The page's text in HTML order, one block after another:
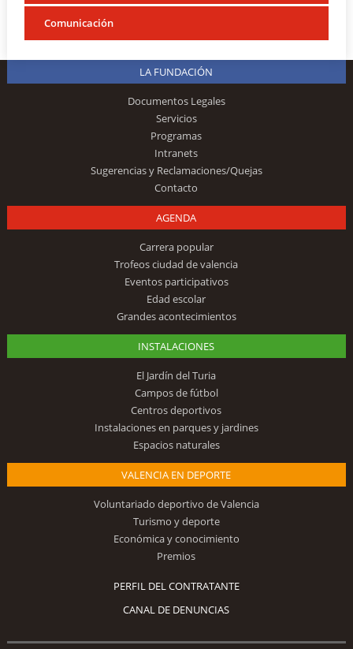
Comunicación
LA FUNDACIÓN
Documentos Legales
Servicios
Programas
Intranets
Sugerencias y Reclamaciones/Quejas
Contacto
AGENDA
Carrera popular
Trofeos ciudad de valencia
Eventos participativos
Edad escolar
Grandes acontecimientos
INSTALACIONES
El Jardín del Turia
Campos de fútbol
Centros deportivos
Instalaciones en parques y jardines
Espacios naturales
VALENCIA EN DEPORTE
Voluntariado deportivo de Valencia
Turismo y deporte
Económica y conocimiento
Premios
PERFIL DEL CONTRATANTE
CANAL DE DENUNCIAS